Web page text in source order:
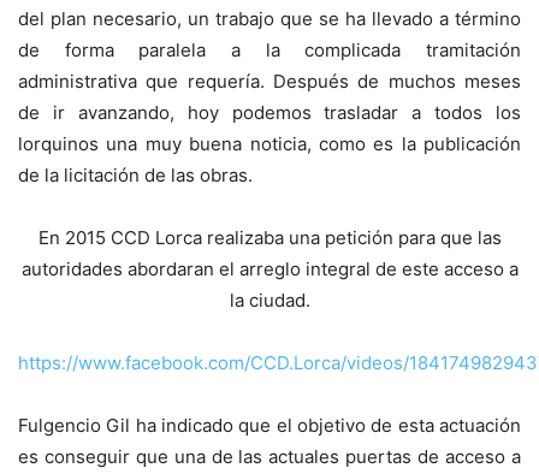
del plan necesario, un trabajo que se ha llevado a término
de forma paralela a la complicada tramitación
administrativa que requería. Después de muchos meses
de ir avanzando, hoy podemos trasladar a todos los
lorquinos una muy buena noticia, como es la publicación
de la licitación de las obras.
En 2015 CCD Lorca realizaba una petición para que las
autoridades abordaran el arreglo integral de este acceso a
la ciudad.
https://www.facebook.com/CCD.Lorca/videos/
Fulgencio Gil ha indicado que el objetivo de esta actuación
es conseguir que una de las actuales puertas de acceso a